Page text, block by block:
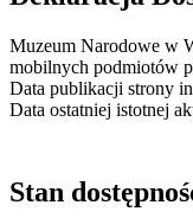
Muzeum Narodowe w
mobilnych podmiotów
Data publikacji strony
Data ostatniej istotnej
Stan